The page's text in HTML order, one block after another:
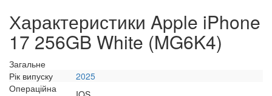
Характеристики Apple iPhone
17 256GB White (MG6K4)
Загальне
Рік випуску
2025
Операційна